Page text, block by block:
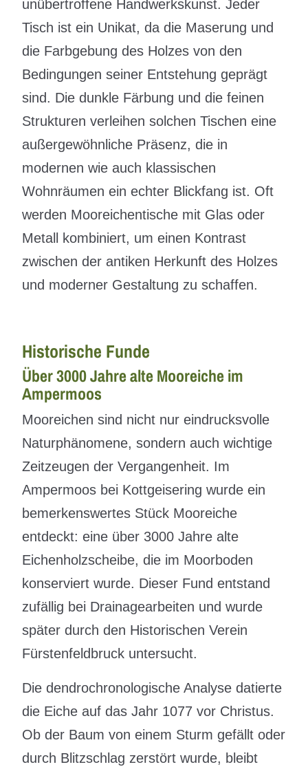
unübertroffene Handwerkskunst. Jeder
Tisch ist ein Unikat, da die Maserung und
die Farbgebung des Holzes von den
Bedingungen seiner Entstehung geprägt
sind. Die dunkle Färbung und die feinen
Strukturen verleihen solchen Tischen eine
außergewöhnliche Präsenz, die in
modernen wie auch klassischen
Wohnräumen ein echter Blickfang ist. Oft
werden Mooreichentische mit Glas oder
Metall kombiniert, um einen Kontrast
zwischen der antiken Herkunft des Holzes
und moderner Gestaltung zu schaffen.
Historische Funde
Über 3000 Jahre alte Mooreiche im
Ampermoos
Mooreichen sind nicht nur eindrucksvolle
Naturphänomene, sondern auch wichtige
Zeitzeugen der Vergangenheit. Im
Ampermoos bei Kottgeisering wurde ein
bemerkenswertes Stück Mooreiche
entdeckt: eine über 3000 Jahre alte
Eichenholzscheibe, die im Moorboden
konserviert wurde. Dieser Fund entstand
zufällig bei Drainagearbeiten und wurde
später durch den Historischen Verein
Fürstenfeldbruck untersucht.
Die dendrochronologische Analyse datierte
die Eiche auf das Jahr 1077 vor Christus.
Ob der Baum von einem Sturm gefällt oder
durch Blitzschlag zerstört wurde, bleibt